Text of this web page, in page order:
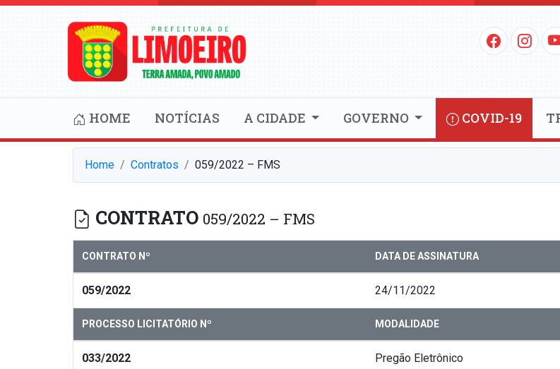
HOME NOTÍCIAS A CIDADE GOVERNO COVID-19
Home Contratos 059/2022 – FMS
CONTRATO 059/2022 – FMS
CONTRATO Nº DATA DE ASSINATURA
059/2022 24/11/2022
PROCESSO LICITATÓRIO Nº MODALIDADE
033/2022 Pregão Eletrônico